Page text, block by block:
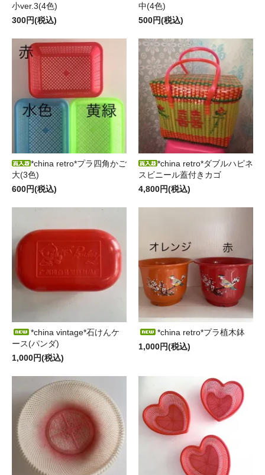
小ver.3(4色)
300円(税込)
中(4色)
500円(税込)
*china retro*プラ四角かご
大(3色)
600円(税込)
*china retro*ダブルハピネ
スビニール蓋付きカゴ
4,800円(税込)
*china vintage*石けんケ
ース(パンダ)
1,000円(税込)
*china retro*プラ植木鉢
1,000円(税込)